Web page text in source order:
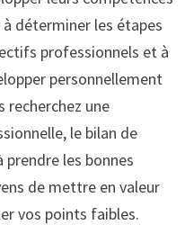
déterminer les étapes
professionnels et à
personnellement
recherchez une
le bilan de
les bonnes
de mettre en valeur
vos points faibles.